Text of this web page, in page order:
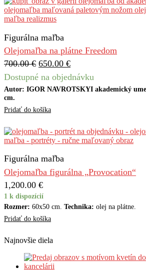
Figurálna maľba
Olejomaľba na plátne Freedom
700.00€ 650.00 €
Dostupné na objednávku
Autor: IGOR NAVROTSKYI akademický
cm.
Pridať do košíka
Figurálna maľba
Olejomaľba figurálna „Provocation“
1,200.00 €
1 k dispozícií
Rozmer: 60x50 cm. Technika: olej na plátne.
Pridať do košíka
Najnovšie diela